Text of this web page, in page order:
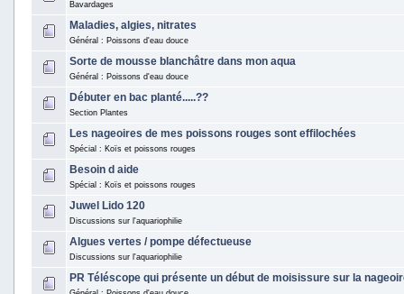
Bavardages
Maladies, algies, nitrates
Général : Poissons d'eau douce
Sorte de mousse blanchâtre dans mon aqua
Général : Poissons d'eau douce
Débuter en bac planté.....??
Section Plantes
Les nageoires de mes poissons rouges sont effilochées
Spécial : Koïs et poissons rouges
Besoin d aide
Spécial : Koïs et poissons rouges
Juwel Lido 120
Discussions sur l'aquariophilie
Algues vertes / pompe défectueuse
Discussions sur l'aquariophilie
PR Téléscope qui présente un début de moisissure sur la